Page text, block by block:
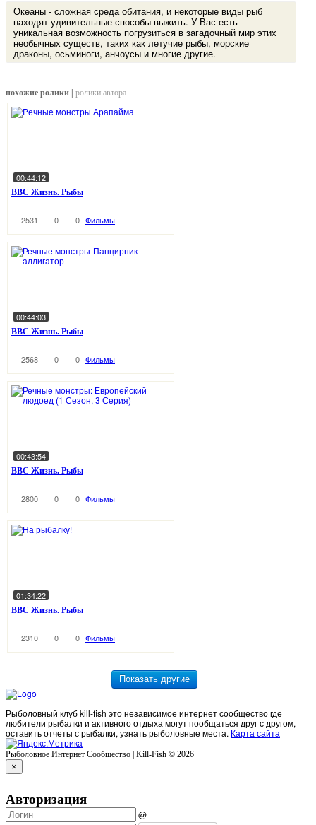
Океаны - сложная среда обитания, и некоторые виды рыб
находят удивительные способы выжить. У Вас есть
уникальная возможность погрузиться в загадочный мир этих
необычных существ, таких как летучие рыбы, морские
драконы, осьминоги, анчоусы и многие другие.
похожие ролики | ролики автора
00:44:12
BBC Жизнь. Рыбы
2531 0 0 Фильмы
00:44:03
BBC Жизнь. Рыбы
2568 0 0 Фильмы
00:43:54
BBC Жизнь. Рыбы
2800 0 0 Фильмы
01:34:22
BBC Жизнь. Рыбы
2310 0 0 Фильмы
Рыболовный клуб kill-fish это независимое интернет сообщество где
любители рыбалки и активного отдыха могут пообщаться друг с другом,
оставить отчеты с рыбалки, узнать рыболовные места. Карта сайта
Рыболовное Интернет Сообщество | Kill-Fish © 2026
×
Авторизация
@